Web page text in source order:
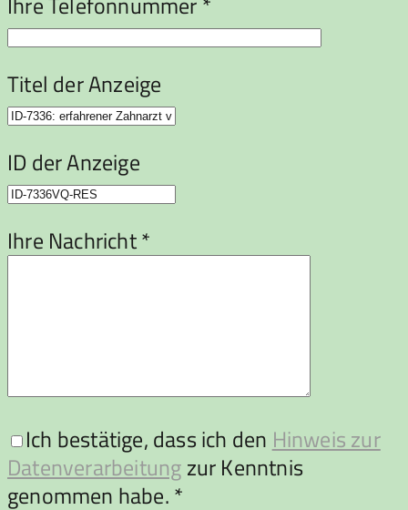
Titel der Anzeige
ID der Anzeige
Ihre Nachricht *
Ich bestätige, dass ich den Hinweis zur
Datenverarbeitungzur Kenntnis
genommen habe. *